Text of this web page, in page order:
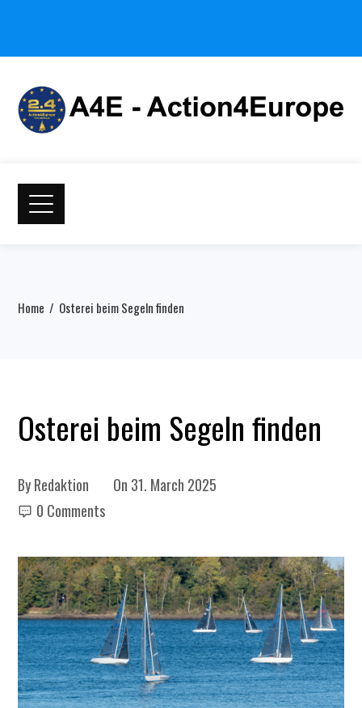
Home Osterei beim Segeln finden
Osterei beim Segeln finden
ByRedaktion On 31. March 2025
0 Comments